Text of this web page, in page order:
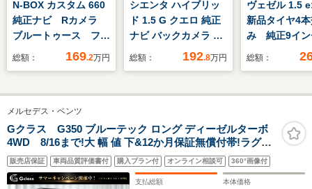
N-BOX カスタム 660
純正ナビ Rカメラ
ブルートゥース フル
総額： 169.2万円
シエンタ ハイブリッ
ド 1.5 G クエロ 純正
ナビ バックカメラ 両
側パワースライドドア
ニター 衝突被害軽減
ーシート LEDヘッド
ライト オートハイビ
ーム アルミホイール
ETC
総額： 192.8万円
ヴェゼル 1.5
新品タイヤ4
み 純正9イン
リーナビ 障
ン ヒルディ
ドルシフト
Bluetooth
TV ワンオー
総額：
メルセデス・ベンツ
Gクラス G350 ブルーテック ロング ディーゼルターボ
4WD 8/16まで!大 幅 値 下&12か月保証無償付帯!ラグジ
ュアリーパッケージ ワンオーナー 人 気インジウムグレー
ナローフェンダー全幅181cm スチールバンパー ハーマ
ンカードンオーディオ 全席シートヒーター
販売店保証 車両品質評価書付 購入プラン付 オンライン相談可 360°画像付
支払総額 本体価格